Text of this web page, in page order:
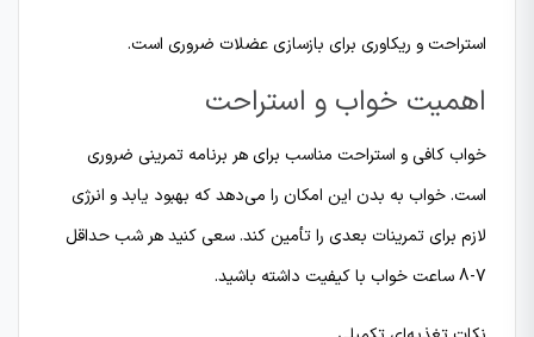
استراحت و ریکاوری برای بازسازی عضلات ضروری است.
اهمیت خواب و استراحت
خواب کافی و استراحت مناسب برای هر برنامه تمرینی ضروری
است. خواب به بدن این امکان را می‌دهد که بهبود یابد و انرژی
لازم برای تمرینات بعدی را تأمین کند. سعی کنید هر شب حداقل
7-8 ساعت خواب با کیفیت داشته باشید.